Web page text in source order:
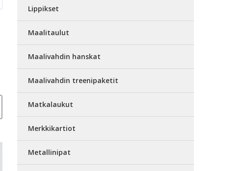
Lippikset
Maalitaulut
Maalivahdin hanskat
Maalivahdin treenipaketit
Matkalaukut
Merkkikartiot
Metallinipat